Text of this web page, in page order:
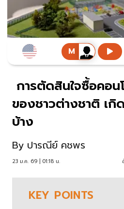
การตัดสินใจซื้อคอน
ของชาวต่างชาติ เกิ
บ้าง
By ปารณีย์ คชพร
23 ม.ค. 69 | 01:18 น.
KEY POINTS